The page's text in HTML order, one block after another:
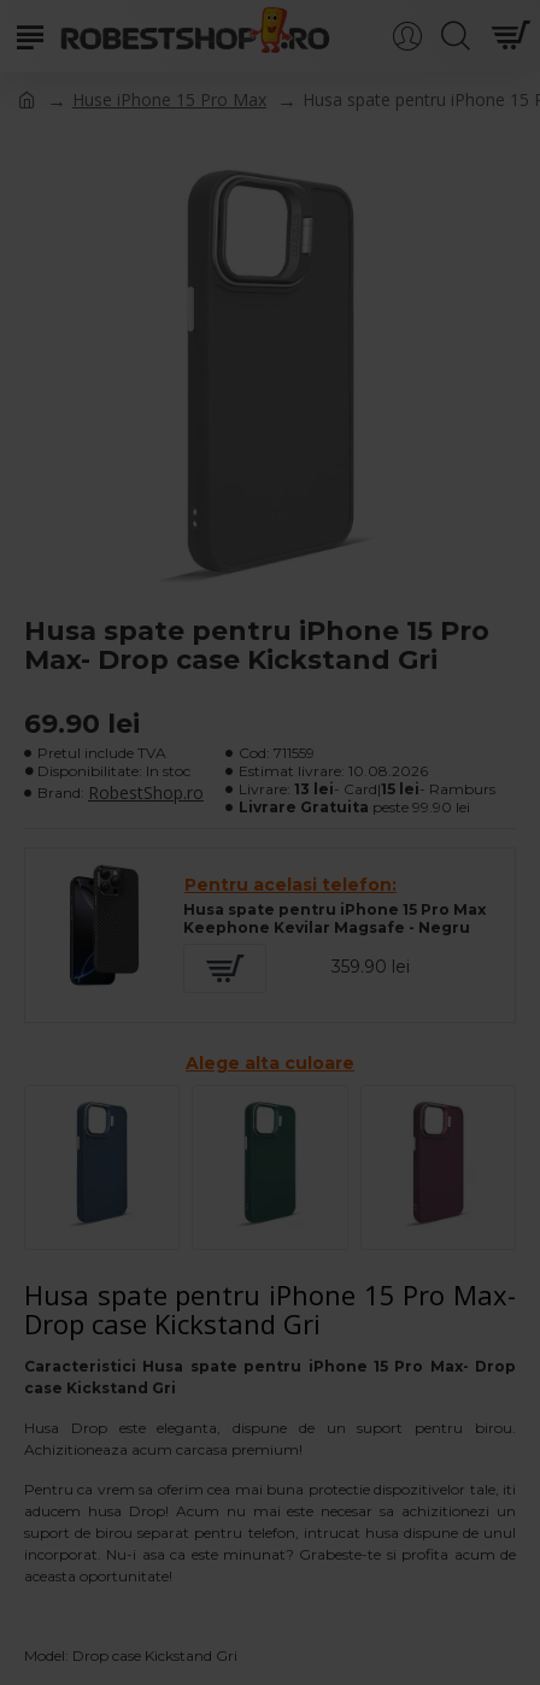
Huse iPhone 15 Pro Max Husa spate pentru iPhone 15
Husa spate pentru iPhone 15 Pro
Max- Drop case Kickstand Gri
69.90 lei
Pretul include TVA
Disponibilitate: In stoc
Brand: RobestShop.ro
Cod: 711559
Estimat livrare: 10.08.2026
Livrare: 13 lei- Card|15 lei- Ramburs
Livrare Gratuita peste 99.90 lei
Pentru acelasi telefon:
Husa spate pentru iPhone 15 Pro Max
Keephone Kevilar Magsafe - Negru
359.90 lei
Alege alta culoare
Husa spate pentru iPhone 15 Pro Max-
Drop case Kickstand Gri
Caracteristici Husa spate pentru iPhone 15 Pro Max- Drop
case Kickstand Gri
Husa Drop este eleganta, dispune de un suport pentru birou.
Achizitioneaza acum carcasa premium!
Pentru ca vrem sa oferim cea mai buna protectie dispozitivelor tale, iti
aducem husa Drop! Acum nu mai este necesar sa achizitionezi un
suport de birou separat pentru telefon, intrucat husa dispune de unul
incorporat. Nu-i asa ca este minunat? Grabeste-te si profita acum de
aceasta oportunitate!
Model: Drop case Kickstand Gri